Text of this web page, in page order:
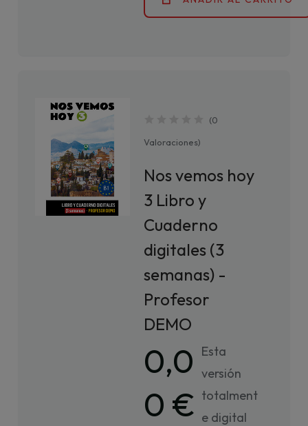
(0
Valoraciones)
Nos vemos hoy
3 Libro y
Cuaderno
digitales (3
semanas) -
Profesor
DEMO
0,0
0 €
Esta
versión
totalment
e digital